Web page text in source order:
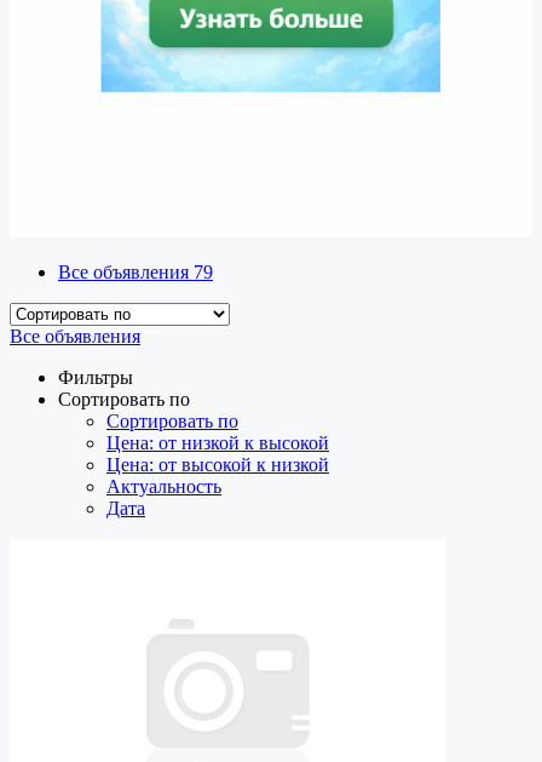
Все объявления 79
Все объявления
Фильтры
Сортировать по
Сортировать по
Цена: от низкой к высокой
Цена: от высокой к низкой
Актуальность
Дата